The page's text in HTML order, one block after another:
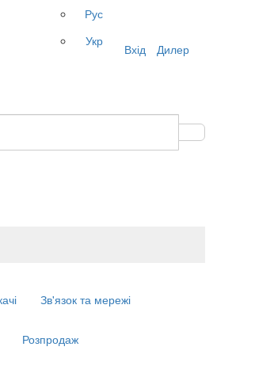
Рус
Укр
Вхід Дилер
Зв'язок та мережі
Розпродаж